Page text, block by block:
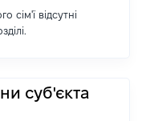
сім'ї відсутні
суб'єкта